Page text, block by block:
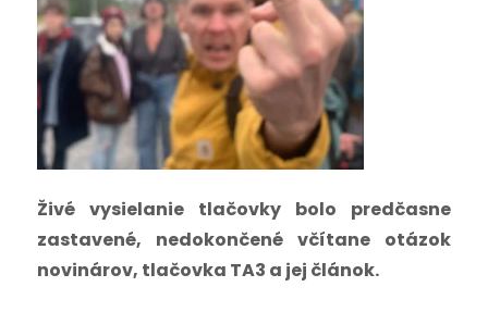
Živé vysielanie tlačovky bolo predčasne
zastavené, nedokončené včítane otázok
novinárov, tlačovka TA3 a jej článok.